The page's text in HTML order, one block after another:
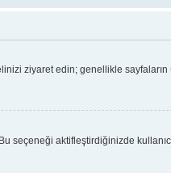
ziyaret edin; genellikle sayfaların
seçeneği aktifleştirdiğinizde